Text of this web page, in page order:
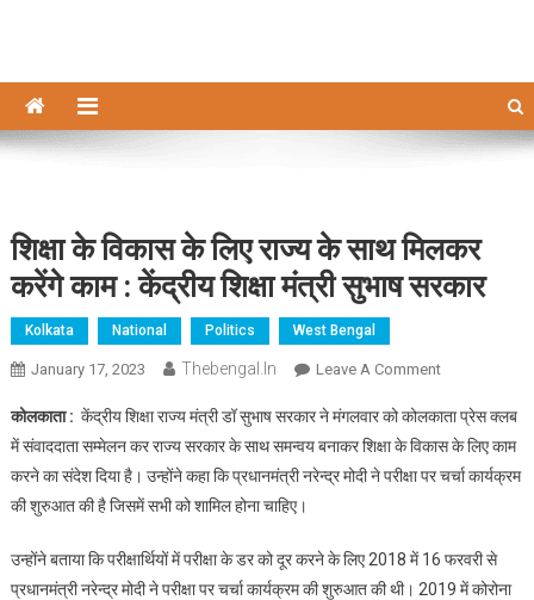
शिक्षा के विकास के लिए राज्य के साथ मिलकर
करेंगे काम : केंद्रीय शिक्षा मंत्री सुभाष सरकार
Kolkata National Politics West Bengal
January 17, 2023 Thebengal.in Leave A CommentOn
के
विकास
के
के
साथ
कोलकाता : केंद्रीय शिक्षा राज्य मंत्री डॉ सुभाष सरकार ने मंगलवार को कोलकाता प्रेस क्लब
में संवाददाता सम्मेलन कर राज्य सरकार के साथ समन्वय बनाकर शिक्षा के विकास के लिए काम
करने का संदेश दिया है। उन्होंने कहा कि प्रधानमंत्री नरेन्द्र मोदी ने परीक्षा पर चर्चा कार्यक्रम
की शुरुआत की है जिसमें सभी को शामिल होना चाहिए।
उन्होंने बताया कि परीक्षार्थियों में परीक्षा के डर को दूर करने के लिए 2018 में 16 फरवरी से
प्रधानमंत्री नरेन्द्र मोदी ने परीक्षा पर चर्चा कार्यक्रम की शुरुआत की थी। 2019 में कोरोना